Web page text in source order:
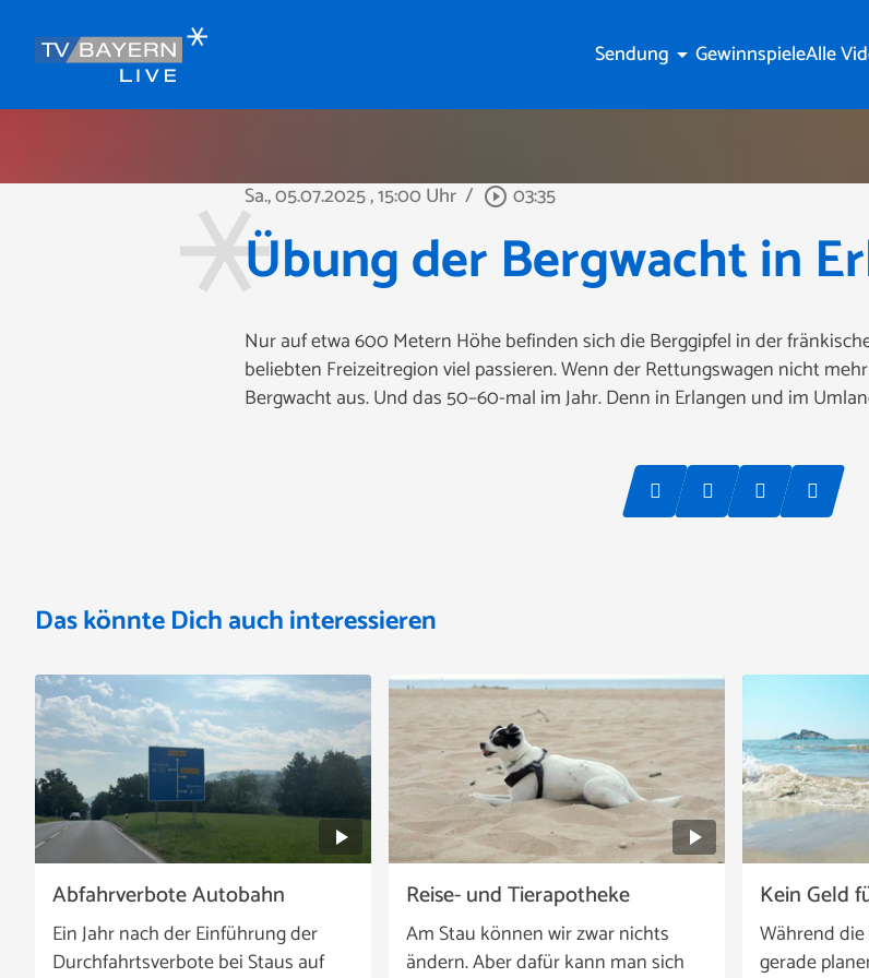
Sendung arrow_drop_down GewinnspieleAlle
Sa., 05.07.2025, 15:00 Uhr / play_circle_outline 03:35
Übung der Bergwacht in
Nur auf etwa 600 Metern Höhe befinden sich die Berggipfel in der
beliebten Freizeitregion viel passieren. Wenn der Rettungswagen nicht
Bergwacht aus. Und das 50–60-mal im Jahr. Denn in Erlangen und im
Das könnte Dich auch interessieren
Abfahrverbote Autobahn
Ein Jahr nach der Einführung der
Durchfahrtsverbote bei Staus auf
Reise- und Tierapotheke
Am Stau können wir zwar nichts
ändern. Aber dafür kann man sich
Kein Geld
Während
gerade